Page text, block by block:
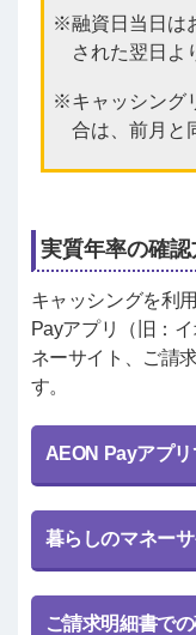
融資日当日は
された翌日よ
キャッシング
合は、前月と
実質年率の確認
キャッシングを利
Payアプリ（旧：
ネーサイト、ご請
す。
AEON Payアプ
暮らしのマネー
ご請求明細書で